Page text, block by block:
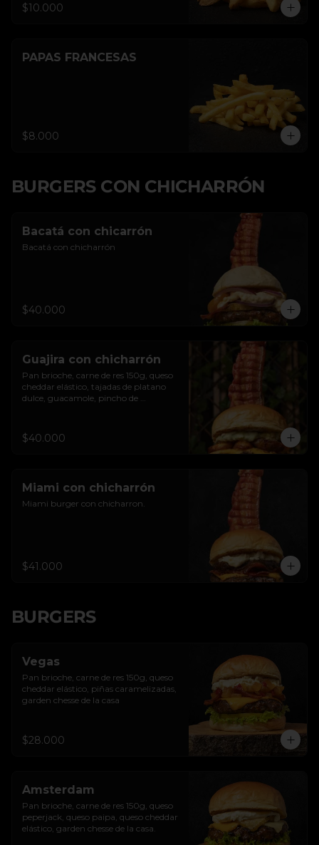
$10.000
PAPAS FRANCESAS
$8.000
BURGERS CON CHICHARRÓN
Bacatá con chicarrón
Bacatá con chicharrón
$40.000
Guajira con chicharrón
Pan brioche, carne de res 150g, queso
cheddar elástico, tajadas de platano
dulce, guacamole, pincho de
$40.000
Miami con chicharrón
Miami burger con chicharron.
$41.000
BURGERS
Vegas
Pan brioche, carne de res 150g, queso
cheddar elástico, piñas caramelizadas,
garden chesse de la casa
$28.000
Amsterdam
Pan brioche, carne de res 150g, queso
peperjack, queso paipa, queso cheddar
elástico, garden chesse de la casa.